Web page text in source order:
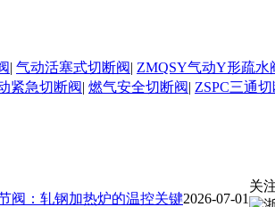
| 气动活塞式切断阀| ZMQSY气动Y形疏水
紧急切断阀| 燃气安全切断阀| ZSPC三通切
2026-07-01
阀：轧钢加热炉的温控关键
关